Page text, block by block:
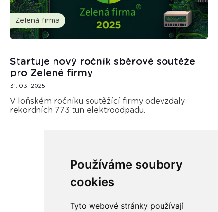
Používáme soubory
cookies
Tyto webové stránky používají
Zelená firma
Startuje nový ročník sběrové soutěže
pro Zelené firmy
31. 03. 2025
V loňském ročníku soutěžící firmy odevzdaly
rekordních 773 tun elektroodpadu.
Načíst další